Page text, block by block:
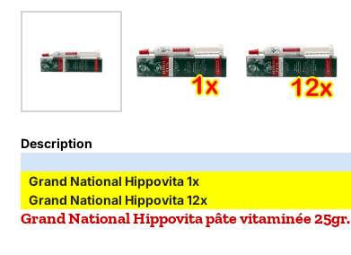
Description
Grand National Hippovita 1x
Grand National Hippovita 12x
Grand National Hippovita pâte vitaminée 25gr.